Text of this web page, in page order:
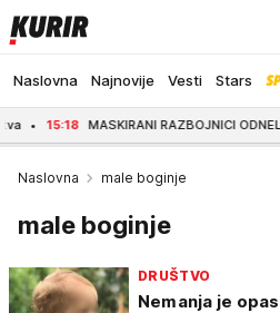
Naslovna Najnovije Vesti Stars
MASKIRANI RAZBOJNICI ODNELI
Naslovna male boginje
male boginje
DRUŠTVO
Nemanja je